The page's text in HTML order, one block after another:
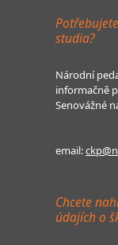
studia?
Národní
informačně
Senovážné
email:
Chcete
údajích o